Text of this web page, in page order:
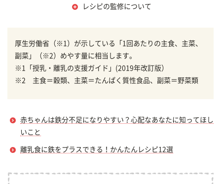
レシピの監修について
厚生労働省（※1）が示している「1回あたりの主食、主菜、
副菜」（※2）めやす量に相当します。
※1「授乳・離乳の支援ガイド」(2019年改訂版）
※2 主食＝穀類、主菜＝たんぱく質性食品、副菜＝野菜類
赤ちゃんは鉄分不足になりやすい？心配なあなたに知ってほし
いこと
離乳食に鉄をプラスできる！かんたんレシピ12選